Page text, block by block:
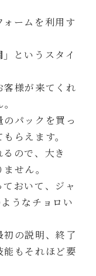
ームを利用す
というスタイ
様が来てくれ
パックを買っ
らえます。
ので、大き
せん。
おいて、ジャ
うなチョロい
の説明、終了
能もそれほど要